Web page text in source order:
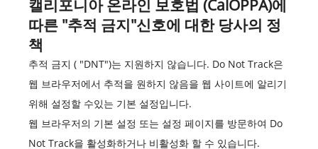
캘리포니아 온라인 보호법 (CalOPPA)에
따른 "추적 금지"신호에 대한 당사의 정
책
추적 금지 ( "DNT")는 지원하지 않습니다. Do Not Track은
웹 브라우저에서 추적을 원하지 않음을 웹 사이트에 알리기
위해 설정할 수있는 기본 설정입니다.
웹 브라우저의 기본 설정 또는 설정 페이지를 방문하여 Do
Not Track을 활성화하거나 비활성화 할 수 있습니다.